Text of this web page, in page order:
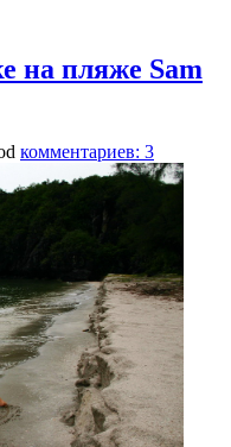
на пляже Sam
комментариев: 3